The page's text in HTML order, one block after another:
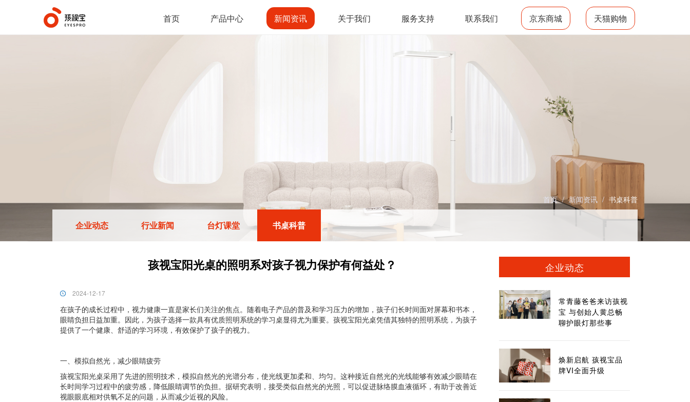
首页 产品中心 新闻资讯 关于我们 服务支持 联系我们 京东商城 天猫购物
首页 / 新闻资讯 / 书桌科普
企业动态 行业新闻 台灯课堂 书桌科普
孩视宝阳光桌的照明系对孩子视力保护有何益处？
2024-12-17
在孩子的成长过程中，视力健康一直是家长们关注的焦点。随着电子产品的普及和学习压力的增加，孩子们长时间面对屏幕和书本，
眼睛负担日益加重。因此，为孩子选择一款具有优质照明系统的学习桌显得尤为重要。孩视宝阳光桌凭借其独特的照明系统，为孩子
提供了一个健康、舒适的学习环境，有效保护了孩子的视力。
一、模拟自然光，减少眼睛疲劳
孩视宝阳光桌采用了先进的照明技术，模拟自然光的光谱分布，使光线更加柔和、均匀。这种接近自然光的光线能够有效减少眼睛在
长时间学习过程中的疲劳感，降低眼睛调节的负担。据研究表明，接受类似自然光的光照，可以促进脉络膜血液循环，有助于改善近
视眼眼底相对供氧不足的问题，从而减少近视的风险。
企业动态
常青藤爸爸来访孩视
宝 与创始人黄总畅
聊护眼灯那些事
焕新启航 孩视宝品
牌VI全面升级